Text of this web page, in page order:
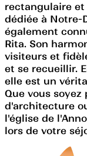
rectangulaire et
dédiée à Notre-
également
Rita. Son
visiteurs et
et se recueillir.
elle est un
Que vous
d'architecture
l'église de
lors de votre